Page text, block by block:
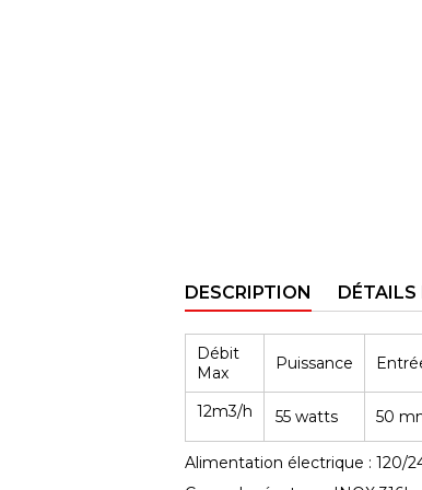
DESCRIPTION DÉTAILS
Débit
Max
Puissance
12m3/h 55 watts 50
Alimentation électrique : 120/